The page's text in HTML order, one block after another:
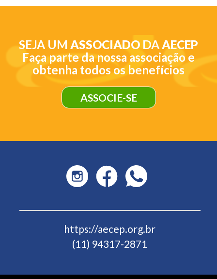
SEJA UM ASSOCIADO DAAECEP
Faça parte da nossa associação e
obtenha todos os benefícios
ASSOCIE-SE
https://aecep.org.br
(11) 94317-2871